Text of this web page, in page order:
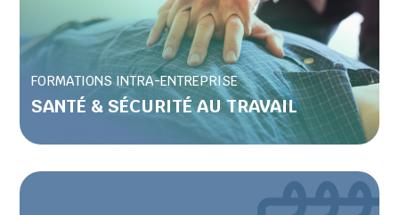
FORMATIONS INTRA-ENTREPRISE
SANTÉ & SÉCURITÉ AU TRAVAIL